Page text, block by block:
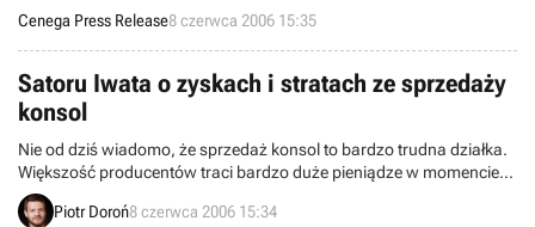
poinformować, że w chwili obecnej trwają beta testy polskiej wersji
językowej doskonałej, premierowej gry, będącej połączeniem akcji,
przygody i horroru - Call of Cthulhu: Mroczne Zakątki Świata.
Cenega Press Release8 czerwca 2006 15:35
Satoru Iwata o zyskach i stratach ze sprzedaży
konsol
Nie od dziś wiadomo, że sprzedaż konsol to bardzo trudna działka.
Większość producentów traci bardzo duże pieniądze w momencie
premiery swoich nowych urządzeń (Sony, Microsoft), a niektórzy
jeszcze więcej (vide: Sega, której hardware’ową część pogrzebał
Piotr Doroń8 czerwca 2006 15:34